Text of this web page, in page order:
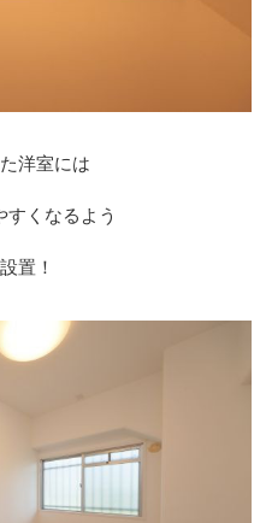
洋室には
すくなるよう
置！